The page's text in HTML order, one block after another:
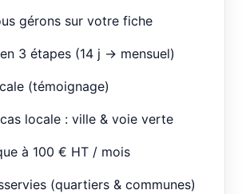
gérons sur votre fiche
3 étapes (14 j → mensuel)
(témoignage)
locale : ville & voie verte
à 100 € HT / mois
(quartiers & communes)